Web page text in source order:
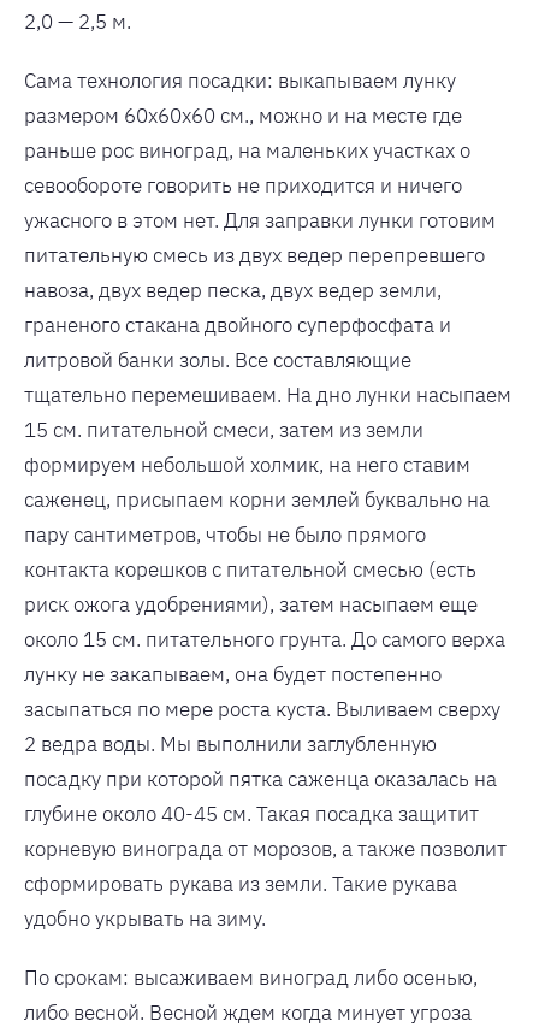
2,0 — 2,5 м.
Сама технология посадки: выкапываем лунку
размером 60х60х60 см., можно и на месте где
раньше рос виноград, на маленьких участках о
севообороте говорить не приходится и ничего
ужасного в этом нет. Для заправки лунки готовим
питательную смесь из двух ведер перепревшего
навоза, двух ведер песка, двух ведер земли,
граненого стакана двойного суперфосфата и
литровой банки золы. Все составляющие
тщательно перемешиваем. На дно лунки насыпаем
15 см. питательной смеси, затем из земли
формируем небольшой холмик, на него ставим
саженец, присыпаем корни землей буквально на
пару сантиметров, чтобы не было прямого
контакта корешков с питательной смесью (есть
риск ожога удобрениями), затем насыпаем еще
около 15 см. питательного грунта. До самого верха
лунку не закапываем, она будет постепенно
засыпаться по мере роста куста. Выливаем сверху
2 ведра воды. Мы выполнили заглубленную
посадку при которой пятка саженца оказалась на
глубине около 40-45 см. Такая посадка защитит
корневую винограда от морозов, а также позволит
сформировать рукава из земли. Такие рукава
удобно укрывать на зиму.
По срокам: высаживаем виноград либо осенью,
либо весной. Весной ждем когда минует угроза